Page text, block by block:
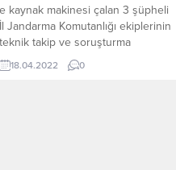
e kaynak makinesi çalan 3 şüpheli
İl Jandarma Komutanlığı ekiplerinin
teknik takip ve soruşturma
neticesinde Kayseri’de yakalanarak
gözaltına alındı.
18.04.2022 0